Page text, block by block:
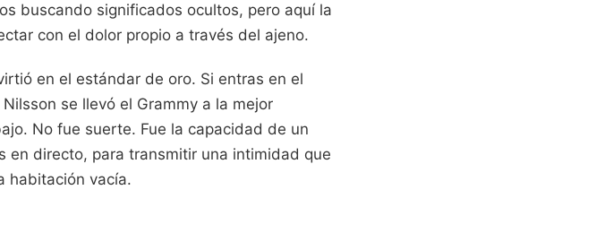
buscando significados ocultos, pero aquí la
con el dolor propio a través del ajeno.
en el estándar de oro. Si entras en el
se llevó el Grammy a la mejor
No fue suerte. Fue la capacidad de un
en directo, para transmitir una intimidad que
habitación vacía.